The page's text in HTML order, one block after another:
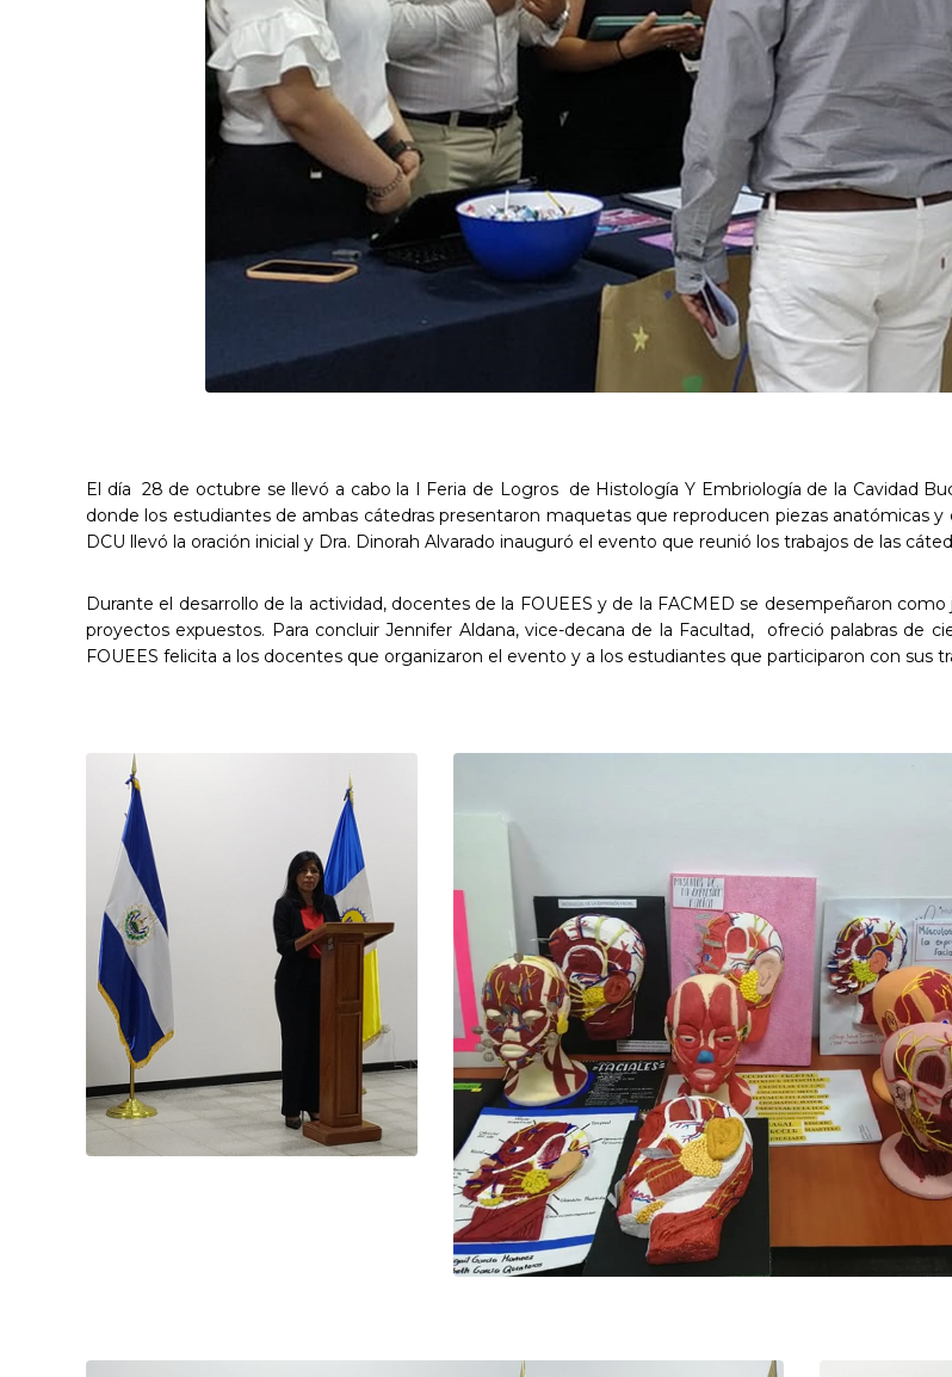
El día 28 de octubre se llevó a cabo la I Feria de Logros de Histología Y Embriología de la Cavidad
donde los estudiantes de ambas cátedras presentaron maquetas que reproducen piezas anatómicas
DCU llevó la oración inicial y Dra. Dinorah Alvarado inauguró el evento que reunió los trabajos de las
Durante el desarrollo de la actividad, docentes de la FOUEES y de la FACMED se desempeñaron
proyectos expuestos. Para concluir Jennifer Aldana, vice-decana de la Facultad, ofreció palabras de
FOUEES felicita a los docentes que organizaron el evento y a los estudiantes que participaron con sus